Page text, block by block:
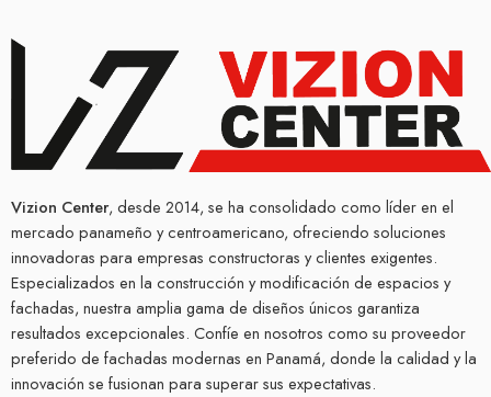
Vizion Center, desde 2014, se ha consolidado como líder en el
mercado panameño y centroamericano, ofreciendo soluciones
innovadoras para empresas constructoras y clientes exigentes.
Especializados en la construcción y modificación de espacios y
fachadas, nuestra amplia gama de diseños únicos garantiza
resultados excepcionales. Confíe en nosotros como su proveedor
preferido de fachadas modernas en Panamá, donde la calidad y la
innovación se fusionan para superar sus expectativas.